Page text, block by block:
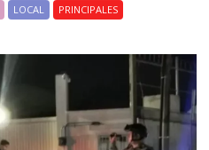
LOCAL
PRINCIPALES